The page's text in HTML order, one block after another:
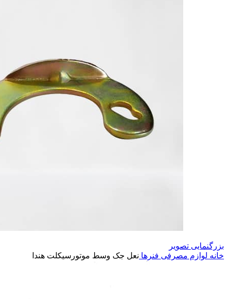
بزرگنمایی تصویر
خانه لوازم مصرفی فنرها نعل جک وسط موتورسیکلت هندا